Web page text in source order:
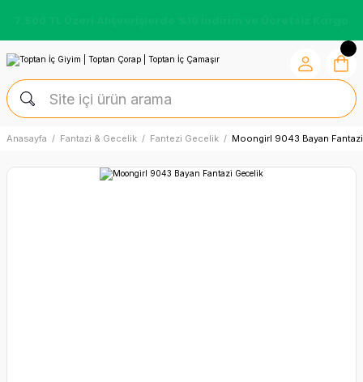
Anasayfa Fantazi & Gecelik Fantezi Gecelik Moongirl 9043 Bayan